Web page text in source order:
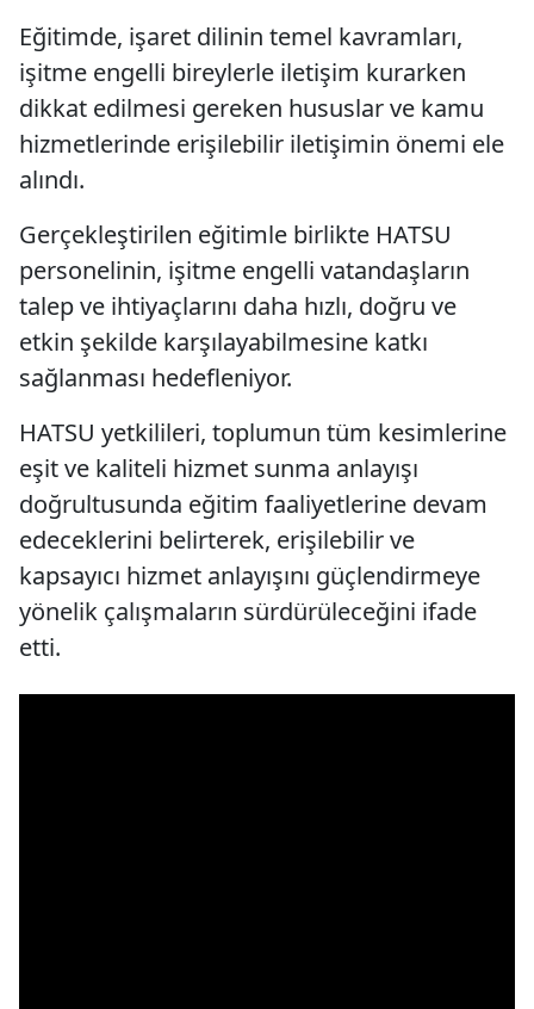
Eğitimde, işaret dilinin temel kavramları,
işitme engelli bireylerle iletişim kurarken
dikkat edilmesi gereken hususlar ve kamu
hizmetlerinde erişilebilir iletişimin önemi ele
alındı.
Gerçekleştirilen eğitimle birlikte HATSU
personelinin, işitme engelli vatandaşların
talep ve ihtiyaçlarını daha hızlı, doğru ve
etkin şekilde karşılayabilmesine katkı
sağlanması hedefleniyor.
HATSU yetkilileri, toplumun tüm kesimlerine
eşit ve kaliteli hizmet sunma anlayışı
doğrultusunda eğitim faaliyetlerine devam
edeceklerini belirterek, erişilebilir ve
kapsayıcı hizmet anlayışını güçlendirmeye
yönelik çalışmaların sürdürüleceğini ifade
etti.